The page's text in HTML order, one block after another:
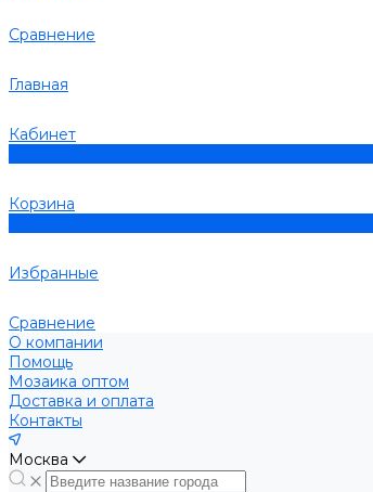
Сравнение
Главная
Кабинет
Корзина
Избранные
Сравнение
О компании
Помощь
Мозаика оптом
Доставка и оплата
Контакты
Москва